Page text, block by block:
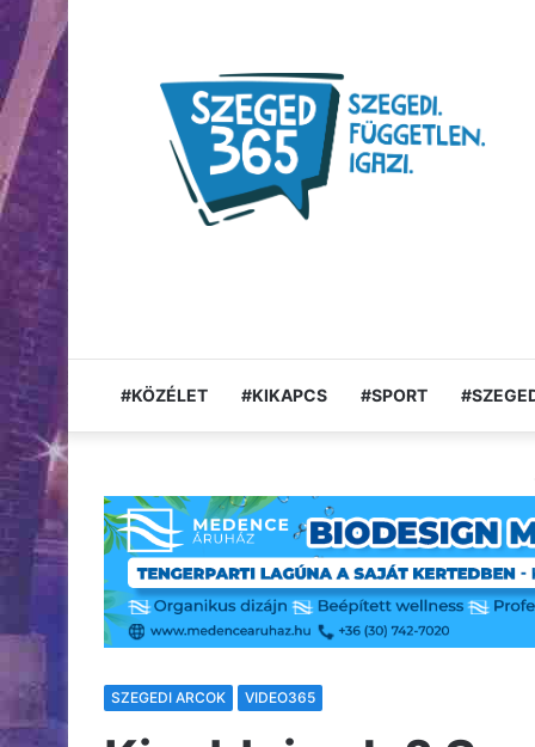
#KÖZÉLET #KIKAPCS #SPORT
SZEGEDI ARCOK VIDEO365